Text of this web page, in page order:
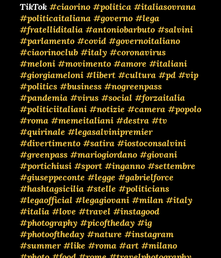
TikTok #ciaorino #politica #italiasovrana
#politicaitaliana #governo #lega
#fratelliditalia #antoniobarbuto #salvini
#parlamento #covid #governoitaliano
#ciaorinoclub #italy #coronavirus
#meloni #movimento #amore #italiani
#giorgiameloni #libert #cultura #pd #vip
#politics #business #nogreenpass
#pandemia #virus #social #forzaitalia
#politiciitaliani #notizie #camera #popolo
#roma #memeitaliani #destra #tv
#quirinale #legasalvinipremier
#divertimento #satira #iostoconsalvini
#greenpass #mariogiordano #giovani
#portichiusi #sport #inganno #settembre
#giuseppeconte #legge #gabrielforce
#hashtagsicilia #stelle #politicians
#legaofficial #legagiovani #milan #italy
#italia #love #travel #instagood
#photography #picoftheday #ig
#photooftheday #nature #instagram
#summer #like #roma #art #milano